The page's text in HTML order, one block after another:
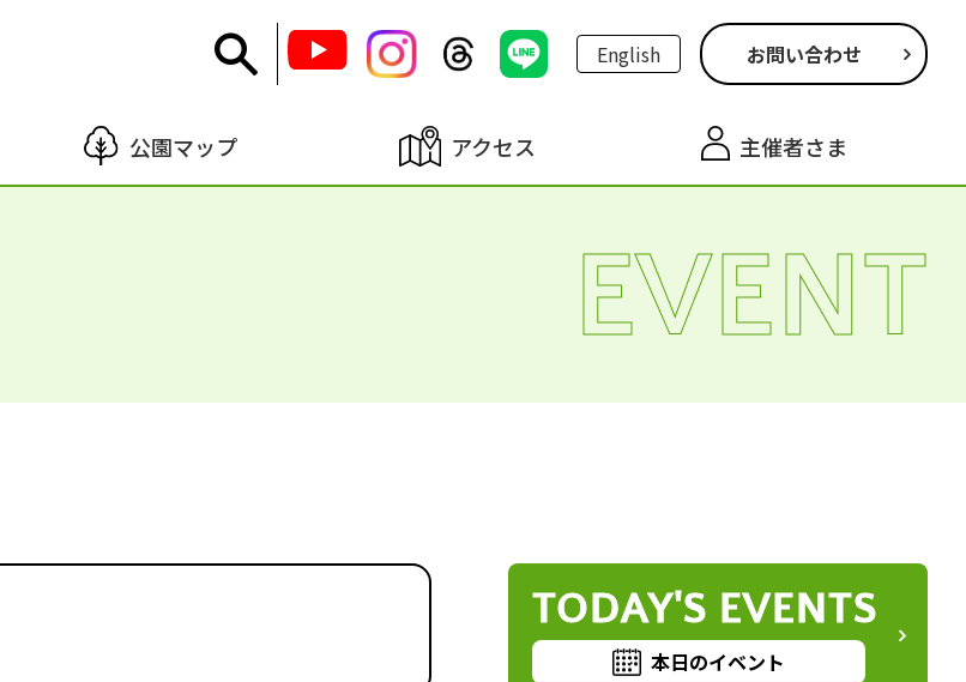
English お問い合わせ
公園マップ アクセス 主催者さま
EVENT
TODAY'S EVENTS
本日のイベント